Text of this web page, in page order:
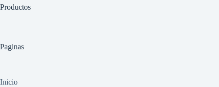
Productos
Paginas
Inicio